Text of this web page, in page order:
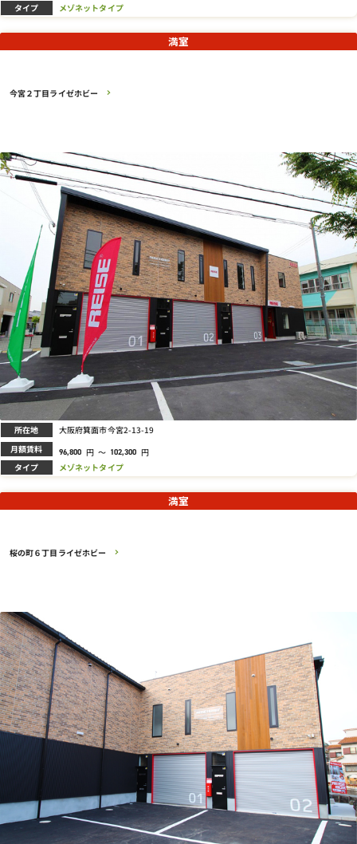
タイプ メゾネットタイプ
今宮２丁目ライゼホビー
満室
所在地 大阪府箕面市今宮2-13-19
月額賃料 96,800 円 ～ 102,300 円
タイプ メゾネットタイプ
桜の町６丁目ライゼホビー
満室